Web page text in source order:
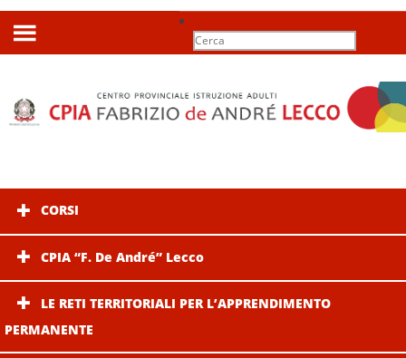
Search
for:
CORSI
CPIA “F. De André” Lecco
LE RETI TERRITORIALI PER L’APPRENDIMENTO
PERMANENTE